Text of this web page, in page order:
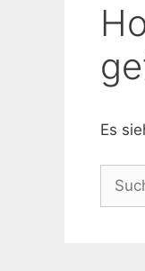
Es
nach: